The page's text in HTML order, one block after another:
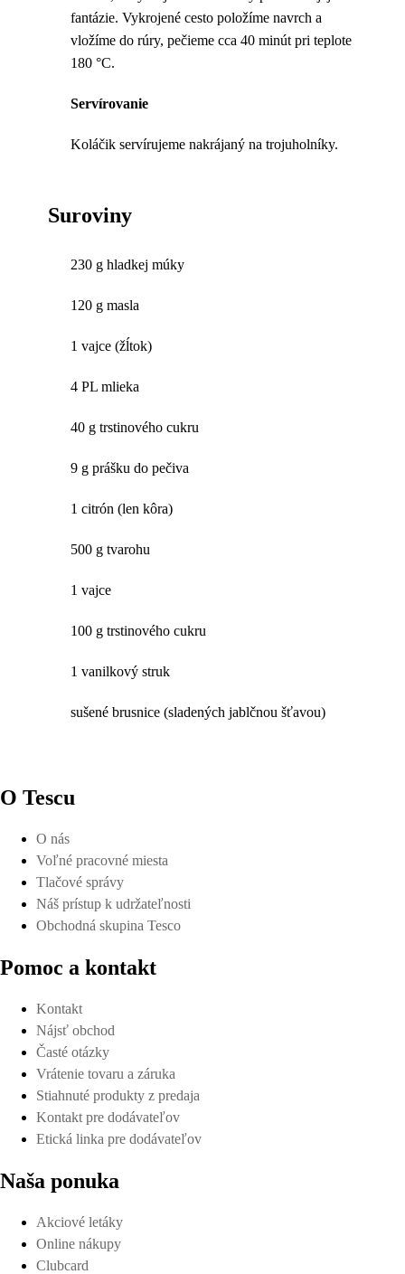
fantázie. Vykrojené cesto položíme navrch a
vložíme do rúry, pečieme cca 40 minút pri teplote
180 °C.
Servírovanie
Koláčik servírujeme nakrájaný na trojuholníky.
Suroviny
230 g hladkej múky
120 g masla
1 vajce (žĺtok)
4 PL mlieka
40 g trstinového cukru
9 g prášku do pečiva
1 citrón (len kôra)
500 g tvarohu
1 vajce
100 g trstinového cukru
1 vanilkový struk
sušené brusnice (sladených jablčnou šťavou)
O Tescu
O nás
Voľné pracovné miesta
Tlačové správy
Náš prístup k udržateľnosti
Obchodná skupina Tesco
Pomoc a kontakt
Kontakt
Nájsť obchod
Časté otázky
Vrátenie tovaru a záruka
Stiahnuté produkty z predaja
Kontakt pre dodávateľov
Etická linka pre dodávateľov
Naša ponuka
Akciové letáky
Online nákupy
Clubcard